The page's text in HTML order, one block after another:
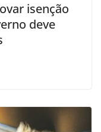
isenção
deve